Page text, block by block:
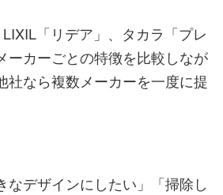
「リデア」、タカラ「プレ
ーカーごとの特徴を比較しなが
社なら複数メーカーを一度に提
なデザインにしたい」「掃除し